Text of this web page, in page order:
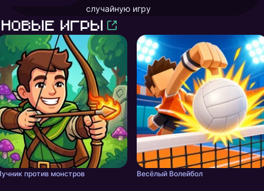
случайную игру
Новые игры
против монстров Весёлый Волейбол